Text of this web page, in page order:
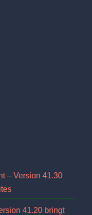
– Version 41.30
41.20 bringt